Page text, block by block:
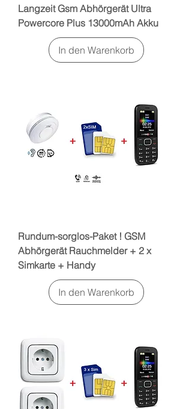
Langzeit Gsm Abhörgerät Ultra
Powercore Plus 13000mAh Akku
In den Warenkorb
Rundum-sorglos-Paket ! GSM
Abhörgerät Rauchmelder + 2 x
Simkarte + Handy
In den Warenkorb